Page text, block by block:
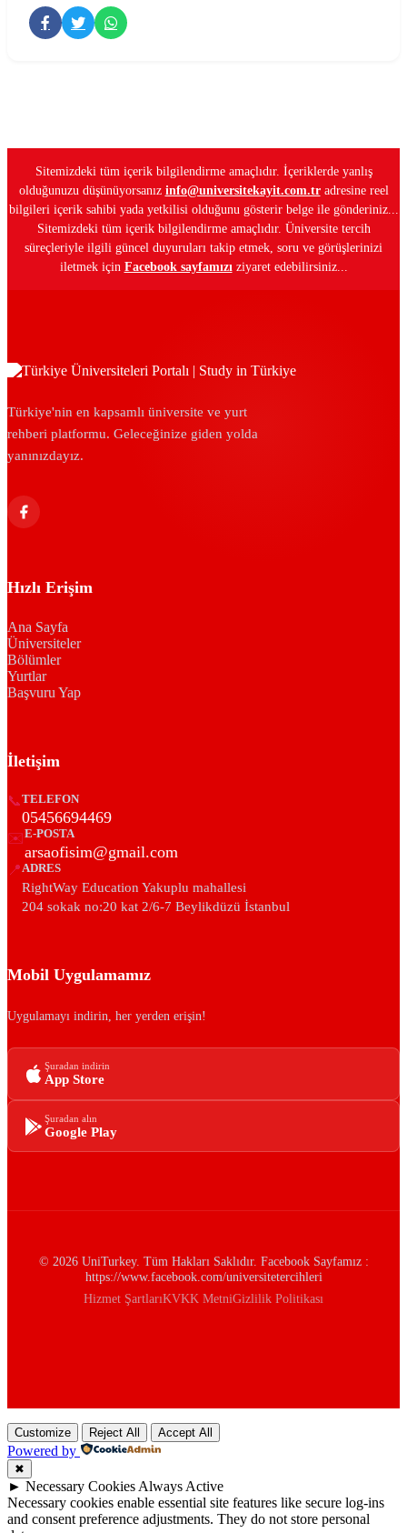
Sitemizdeki tüm içerik bilgilendirme amaçlıdır. İçeriklerde yanlış
olduğunuzu düşünüyorsanız info@universitekayit.com.tradresine reel
bilgileri içerik sahibi yada yetkilisi olduğunu gösterir belge ile gönderiniz...
Sitemizdeki tüm içerik bilgilendirme amaçlıdır. Üniversite tercih
süreçleriyle ilgili güncel duyuruları takip etmek, soru ve görüşlerinizi
iletmek için Facebook sayfamızı ziyaret edebilirsiniz...
Türkiye'nin en kapsamlı üniversite ve yurt
rehberi platformu. Geleceğinize giden yolda
yanınızdayız.
Hızlı Erişim
Ana Sayfa
Üniversiteler
Bölümler
Yurtlar
Başvuru Yap
İletişim
📞TELEFON
05456694469
✉️E-POSTA
arsaofisim@gmail.com
📍 ADRES
RightWay Education Yakuplu mahallesi
204 sokak no:20 kat 2/6-7 Beylikdüzü İstanbul
Mobil Uygulamamız
Uygulamayı indirin, her yerden erişin!
Şuradan indirin
App Store
Şuradan alın
Google Play
© 2026 UniTurkey. Tüm Hakları Saklıdır. Facebook Sayfamız :
https://www.facebook.com/universitetercihleri
Hizmet ŞartlarıKVKK MetniGizlilik Politikası
Customize Reject All Accept All
Powered by
✖
► Necessary Cookies Always Active
Necessary cookies enable essential site features like secure log-ins
and consent preference adjustments. They do not store personal